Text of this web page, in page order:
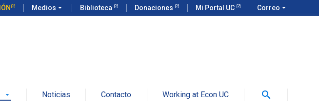
Medios arrow_drop_down Biblioteca Donaciones Mi Portal UC Correo arrow_drop_down
arrow_drop_down Noticias Contacto Working at Econ UC search